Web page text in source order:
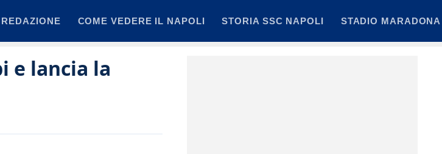
REDAZIONE COME VEDERE IL NAPOLI STORIA SSC NAPOLI STADIO MARADONA
e lancia la